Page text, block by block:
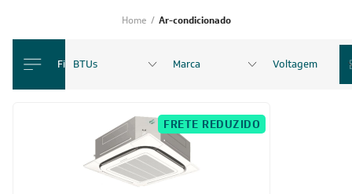
Home / Ar-condicionado
FiltroBTUs Marca Voltagem
FRETE REDUZIDO